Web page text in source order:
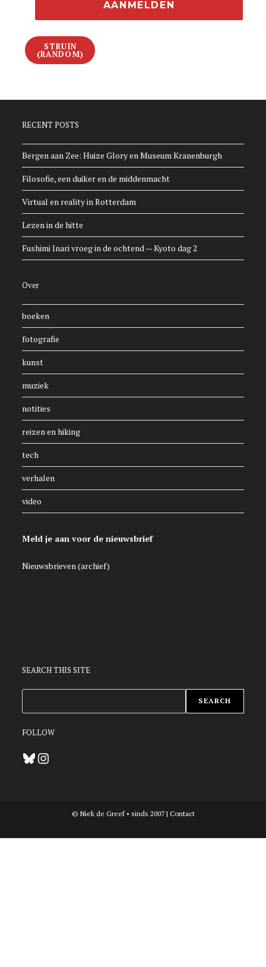
STRUIN
(RANDOM)
RECENT POSTS
Bergen aan Zee: Huize Glory en Museum Kranenburgh
Filosofie, een duiker en de middenmacht
Virtual en reality in Rotterdam
Lezen in de hitte
Fushimi Inari vroeg in de ochtend — Kyoto dag 2
Over
boeken
fotografie
kunst
muziek
notities
reizen en hiking
tech
verhalen
video
Meld je aan voor de nieuwsbrief
Nieuwsbrieven (archief)
SEARCH THIS SITE
SEARCH
FOLLOW
BlueskyInstagram
© Niek de Greef • sinds 2007 | Contact